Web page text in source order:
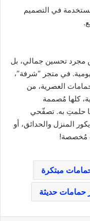
في التصميم
مجرد تحسين جمالي، بل
في متجر “شرفة”،
العصرية، من
كلها مُصممة
حلمتِ به. تصفّحي
المنزل والحدائق، أو
مُخصصة!
مبتكرة
حمامات حديثة